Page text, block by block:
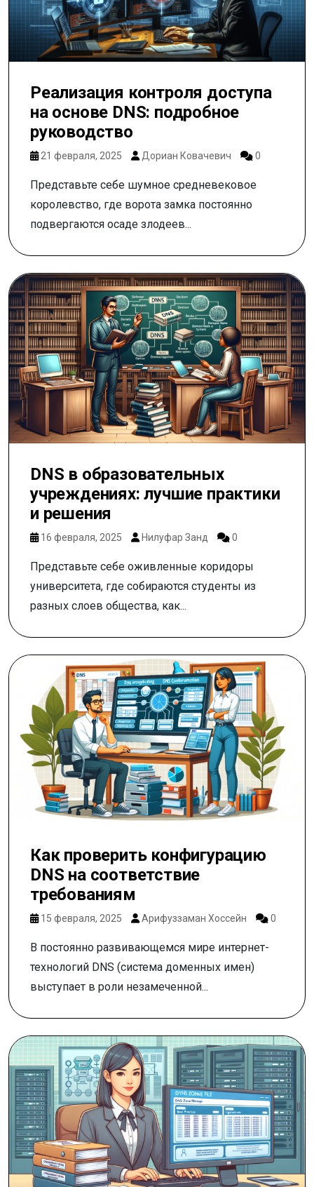
Реализация контроля доступа
на основе DNS: подробное
руководство
21 февраля, 2025 Дориан Ковачевич 0
Представьте себе шумное средневековое
королевство, где ворота замка постоянно
подвергаются осаде злодеев...
DNS в образовательных
учреждениях: лучшие практики
и решения
16 февраля, 2025 Нилуфар Занд 0
Представьте себе оживленные коридоры
университета, где собираются студенты из
разных слоев общества, как...
Как проверить конфигурацию
DNS на соответствие
требованиям
15 февраля, 2025 Арифуззаман Хоссейн 0
В постоянно развивающемся мире интернет-
технологий DNS (система доменных имен)
выступает в роли незамеченной...